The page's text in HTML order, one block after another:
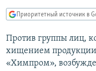
главной
навигации
Вернутся
поиску
IDEL.РЕАЛИИ
КАВКАЗ.РЕАЛИИ
СЕВЕР.РЕАЛИИ
Приоритетный источник в
Против группы лиц,
хищением продукции
«Химпром»,